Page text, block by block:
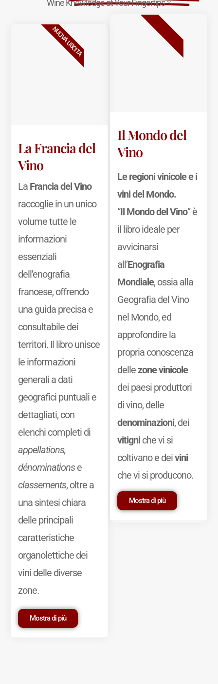
Wine Knowledge at Your Fingertips
La Francia del
Vino
La Francia del Vino
raccoglie in un unico
volume tutte le
informazioni
essenziali
dell’enografia
francese, offrendo
una guida precisa e
consultabile dei
territori. Il libro unisce
le informazioni
generali a dati
geografici puntuali e
dettagliati, con
elenchi completi di
appellations,
dénominationse
classements, oltre a
una sintesi chiara
delle principali
caratteristiche
organolettiche dei
vini delle diverse
zone.
Mostra di più
NUOVA USCITA
Il Mondo del
Vino
Le regioni vinicole e i
vini del Mondo.
“Il Mondo del Vino” è
il libro ideale per
avvicinarsi
all’Enografia
Mondiale, ossia alla
Geografia del Vino
nel Mondo, ed
approfondire la
propria conoscenza
dellezone vinicole
dei paesi produttori
di vino, delle
denominazioni, dei
vitigniche vi si
coltivano e deivini
che vi si producono.
Mostra di più
BESTSELLER